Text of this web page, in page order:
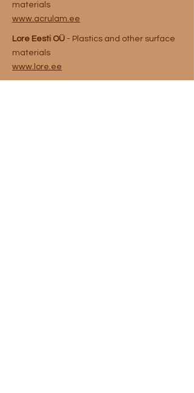
materials
www.acrulam.ee
Lore Eesti OÜ - Plastics and other surface
materials
www.lore.ee